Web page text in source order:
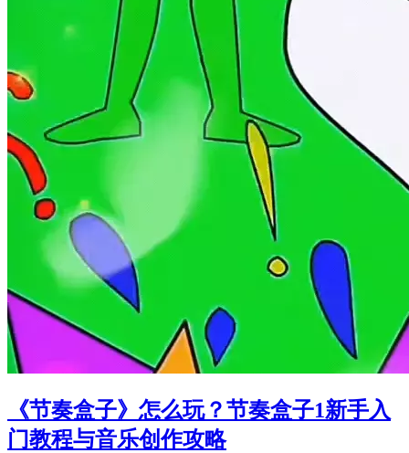
《节奏盒子》怎么玩？节奏盒子1新手入
门教程与音乐创作攻略